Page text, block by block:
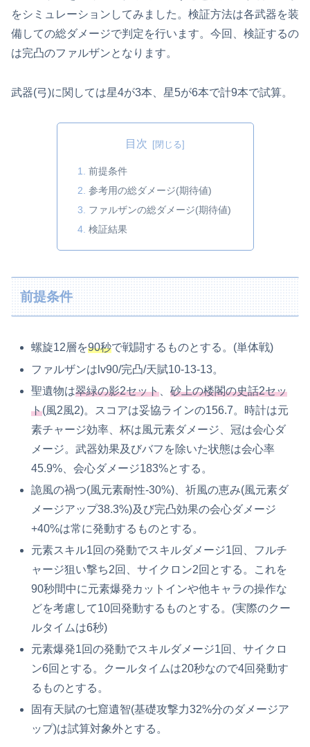
をシミュレーションしてみました。検証方法は各武器を装
備しての総ダメージで判定を行います。今回、検証するの
は完凸のファルザンとなります。
武器(弓)に関しては星4が3本、星5が6本で計9本で試算。
目次
前提条件
参考用の総ダメージ(期待値)
ファルザンの総ダメージ(期待値)
検証結果
前提条件
螺旋12層を90秒で戦闘するものとする。(単体戦)
ファルザンはlv90/完凸/天賦10-13-13。
聖遺物は翠緑の影2セット 、砂上の楼閣の史話2セッ
ト(風2風2)。スコアは妥協ラインの156.7。時計は元
素チャージ効率、杯は風元素ダメージ、冠は会心ダ
メージ。武器効果及びバフを除いた状態は会心率
45.9%、会心ダメージ183%とする。
詭風の禍つ(風元素耐性-30%)、祈風の恵み(風元素ダ
メージアップ38.3%)及び完凸効果の会心ダメージ
+40%は常に発動するものとする。
元素スキル1回の発動でスキルダメージ1回、フルチ
ャージ狙い撃ち2回、サイクロン2回とする。これを
90秒間中に元素爆発カットインや他キャラの操作な
どを考慮して10回発動するものとする。(実際のクー
ルタイムは6秒)
元素爆発1回の発動でスキルダメージ1回、サイクロ
ン6回とする。クールタイムは20秒なので4回発動す
るものとする。
固有天賦の七窟遺智(基礎攻撃力32%分のダメージア
ップ)は試算対象外とする。